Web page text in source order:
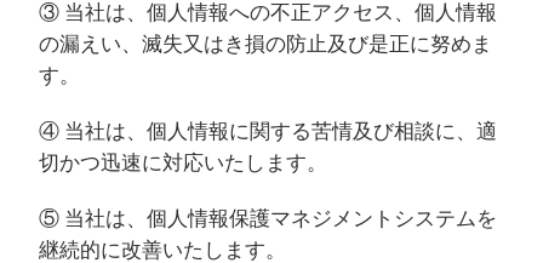
③ 当社は、個人情報への不正アクセス、個人情報
の漏えい、滅失又はき損の防止及び是正に努めま
す。
④ 当社は、個人情報に関する苦情及び相談に、適
切かつ迅速に対応いたします。
⑤ 当社は、個人情報保護マネジメントシステムを
継続的に改善いたします。